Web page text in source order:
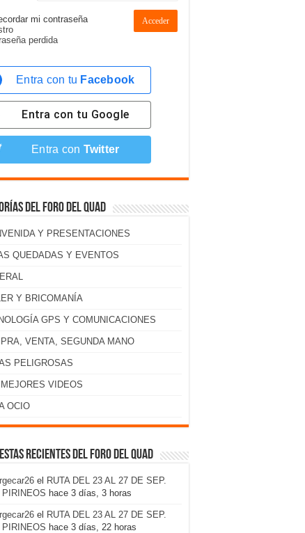
mi contraseña Acceder
perdida
Entra con tu Facebook
Entra con tu Google
Entra con Twitter
del foro del Quad
Y PRESENTACIONES
QUEDADAS Y EVENTOS
Y BRICOMANÍA
GPS Y COMUNICACIONES
VENTA, SEGUNDA MANO
PELIGROSAS
VIDEOS
OCIO
recientes del foro del Quad
el RUTA DEL 23 AL 27 DE SEP.
PIRINEOS hace 3 días, 3 horas
el RUTA DEL 23 AL 27 DE SEP.
PIRINEOS hace 3 días, 22 horas